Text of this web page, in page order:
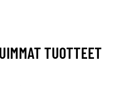
TUOTTEET